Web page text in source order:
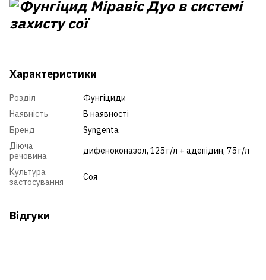
Характеристики
Розділ
Фунгіциди
Наявність
В наявності
Бренд
Syngenta
Діюча
речовина
дифеноконазол, 125 г/л + адепідин, 75 г/л
Культура
застосування
Соя
Відгуки